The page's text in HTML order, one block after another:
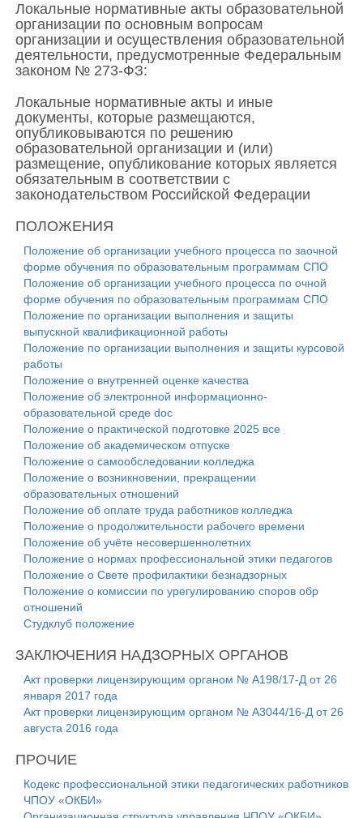
Локальные нормативные акты образовательной
организации по основным вопросам
организации и осуществления образовательной
деятельности, предусмотренные Федеральным
законом № 273-ФЗ:
Локальные нормативные акты и иные
документы, которые размещаются,
опубликовываются по решению
образовательной организации и (или)
размещение, опубликование которых является
обязательным в соответствии с
законодательством Российской Федерации
ПОЛОЖЕНИЯ
Положение об организации учебного процесса по заочной
форме обучения по образовательным программам СПО
Положение об организации учебного процесса по очной
форме обучения по образовательным программам СПО
Положение по организации выполнения и защиты
выпускной квалификационной работы
Положение по организации выполнения и защиты курсовой
работы
Положение о внутренней оценке качества
Положение об электронной информационно-
образовательной среде doc
Положение о практической подготовке 2025 все
Положение об академическом отпуске
Положение о самообследовании колледжа
Положение о возникновении, прекращении
образовательных отношений
Положение об оплате труда работников колледжа
Положение о продолжительности рабочего времени
Положение об учёте несовершеннолетних
Положение о нормах профессиональной этики педагогов
Положение о Свете профилактики безнадзорных
Положение о комиссии по урегулированию споров обр
отношений
Студклуб положение
ЗАКЛЮЧЕНИЯ НАДЗОРНЫХ ОРГАНОВ
Акт проверки лицензирующим органом № А198/17-Д от 26
января 2017 года
Акт проверки лицензирующим органом № А3044/16-Д от 26
августа 2016 года
ПРОЧИЕ
Кодекс профессиональной этики педагогических работников
ЧПОУ «ОКБИ»